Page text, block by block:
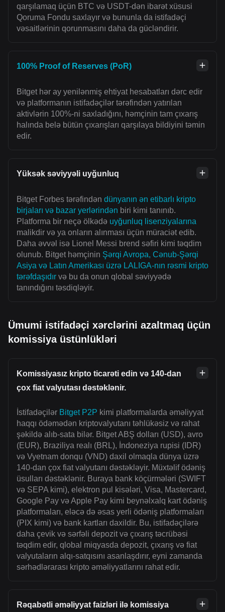
qarşılamaq üçün BTC və USDT-dən ibarət xüsusi
Qoruma Fondu saxlayır və bununla da istifadəçi
vəsaitlərinin qorunmasını daha da gücləndirir.
100% Proof of Reserves (PoR)
Bitget hər ay yenilənmiş ehtiyat hesabatları dərc edir
və platformanın istifadəçilər tərəfindən yatırılan
aktivlərin 100%-ni saxladığını, həmçinin tam çıxarış
halında belə bütün çıxarışları qarşılaya bildiyini təmin
edir.
Yüksək səviyyəli uyğunluq
Bitget Forbes tərəfindən dünyanın ən etibarlı kripto
birjaları və bazar yerlərindən biri kimi tanınıb.
Platforma bir neçə ölkədə uyğunluq lisenziyalarına
malikdir və ya onların alınması üçün müraciət edib.
Daha əvvəl isə Lionel Messi brend səfiri kimi təqdim
olunub. Bitget həmçinin Şərqi Avropa, Cənub-Şərqi
Asiya və Latın Amerikası üzrə LALIGA-nın rəsmi kripto
tərəfdaşıdır və bu da onun qlobal səviyyədə
tanındığını təsdiqləyir.
Ümumi istifadəçi xərclərini azaltmaq üçün
komissiya üstünlükləri
Komissiyasız kripto ticarəti edin və 140-dan
çox fiat valyutası dəstəklənir.
İstifadəçilər Bitget P2P kimi platformalarda əməliyyat
haqqı ödəmədən kriptovalyutanı təhlükəsiz və rahat
şəkildə alıb-sata bilər. Bitget ABŞ dolları (USD), avro
(EUR), Braziliya realı (BRL), İndoneziya rupisi (IDR)
və Vyetnam donqu (VND) daxil olmaqla dünya üzrə
140-dan çox fiat valyutanı dəstəkləyir. Müxtəlif ödəniş
üsulları dəstəklənir. Buraya bank köçürmələri (SWIFT
və SEPA kimi), elektron pul kisələri, Visa, Mastercard,
Google Pay və Apple Pay kimi beynəlxalq kart ödəniş
platformaları, eləcə də əsas yerli ödəniş platformaları
(PIX kimi) və bank kartları daxildir. Bu, istifadəçilərə
daha çevik və sərfəli depozit və çıxarış təcrübəsi
təqdim edir, qlobal miqyasda depozit, çıxarış və fiat
valyutaların alqı-satqısını asanlaşdırır, eyni zamanda
sərhədlərarası kripto əməliyyatlarını rahat edir.
Rəqabətli əməliyyat faizləri ilə komissiya